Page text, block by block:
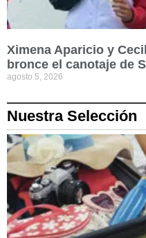
Ximena Aparicio y
bronce el canotaje de
agosto 5, 2026
Nuestra Selección